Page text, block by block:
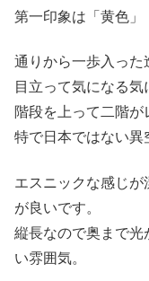
第一印象は「黄色」
通りから一歩入った
目立って気になる気
階段を上って二階
特で日本ではない異
エスニックな感じ
が良いです。
縦長なので奥まで光
い雰囲気。